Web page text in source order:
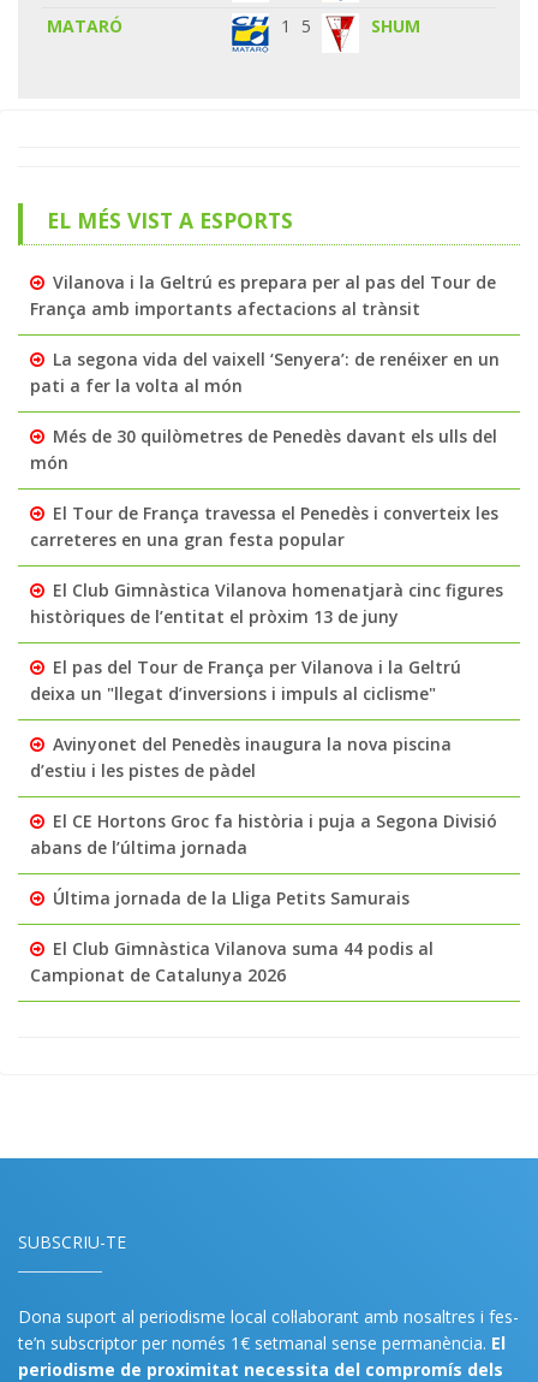
MATARÓ 1 5 SHUM
EL MÉS VIST A ESPORTS
Vilanova i la Geltrú es prepara per al pas del Tour de
França amb importants afectacions al trànsit
La segona vida del vaixell ‘Senyera’: de renéixer en un
pati a fer la volta al món
Més de 30 quilòmetres de Penedès davant els ulls del
món
El Tour de França travessa el Penedès i converteix les
carreteres en una gran festa popular
El Club Gimnàstica Vilanova homenatjarà cinc figures
històriques de l’entitat el pròxim 13 de juny
El pas del Tour de França per Vilanova i la Geltrú
deixa un "llegat d’inversions i impuls al ciclisme"
Avinyonet del Penedès inaugura la nova piscina
d’estiu i les pistes de pàdel
El CE Hortons Groc fa història i puja a Segona Divisió
abans de l’última jornada
Última jornada de la Lliga Petits Samurais
El Club Gimnàstica Vilanova suma 44 podis al
Campionat de Catalunya 2026
SUBSCRIU-TE
Dona suport al periodisme local col·laborant amb nosaltres i fes-
te’n subscriptor per només 1€ setmanal sense permanència. El
periodisme de proximitat necessita del compromís dels